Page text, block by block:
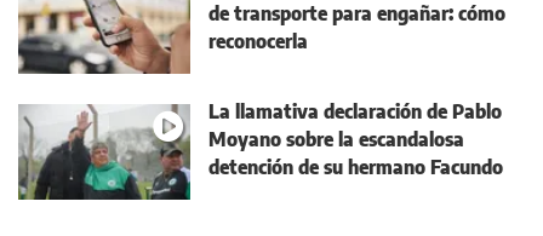
de transporte para engañar: cómo
reconocerla
La llamativa declaración de Pablo
Moyano sobre la escandalosa
detención de su hermano Facundo